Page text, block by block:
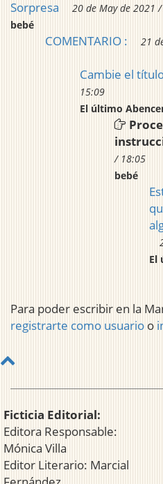
Sorpresa
20 de May de 2021
bebé
COMENTARIO : 21
Cambie el
15:09
El último
/ 18:05
bebé
El
Para poder escribir en la
registrarte como usuario o
Ficticia Editorial:
Editora Responsable:
Mónica Villa
Editor Literario: Marcial